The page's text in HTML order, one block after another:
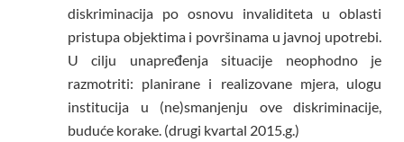
diskriminacija po osnovu invaliditeta u oblasti
pristupa objektima i površinama u javnoj upotrebi.
U cilju unapređenja situacije neophodno je
razmotriti: planirane i realizovane mjera, ulogu
institucija u (ne)smanjenju ove diskriminacije,
buduće korake. (drugi kvartal 2015.g.)